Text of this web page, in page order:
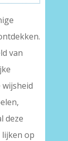
van
deze
op